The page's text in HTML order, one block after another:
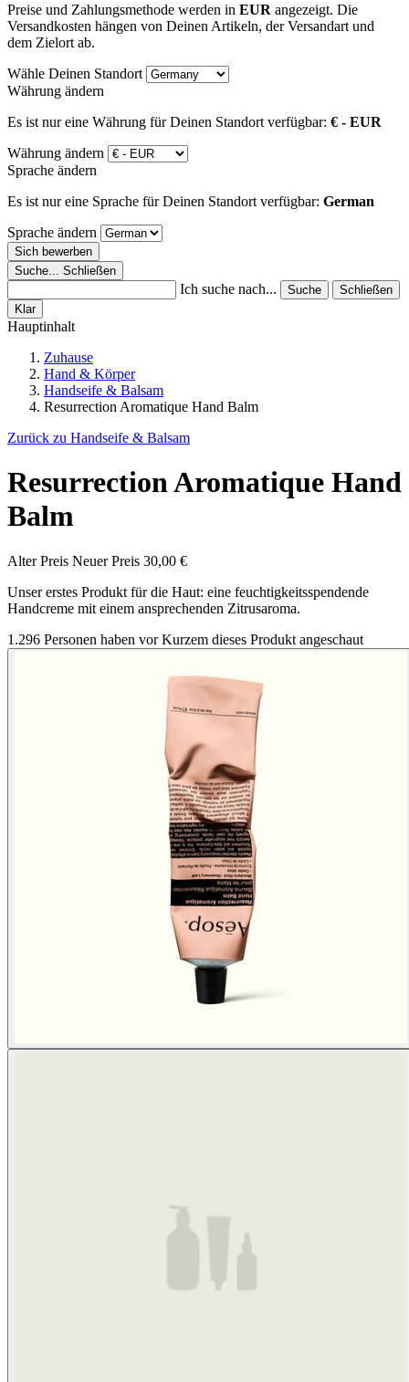
Preise und Zahlungsmethode werden in EUR angezeigt. Die
Versandkosten hängen von Deinen Artikeln, der Versandart und
dem Zielort ab.
Wähle Deinen Standort
Währung ändern
Es ist nur eine Währung für Deinen Standort verfügbar: € - EUR
Währung ändern
Sprache ändern
Es ist nur eine Sprache für Deinen Standort verfügbar: German
Sprache ändern
Sich bewerben
Suche...
Schließen
Ich suche nach... Suche
Schließen
Klar
Hauptinhalt
Zuhause
Hand & Körper
Handseife & Balsam
Resurrection Aromatique Hand Balm
Zurück zu Handseife & Balsam
Resurrection Aromatique Hand
Balm
Alter Preis Neuer Preis 30,00 €
Unser erstes Produkt für die Haut: eine feuchtigkeitsspendende
Handcreme mit einem ansprechenden Zitrusaroma.
1.296 Personen haben vor Kurzem dieses Produkt angeschaut